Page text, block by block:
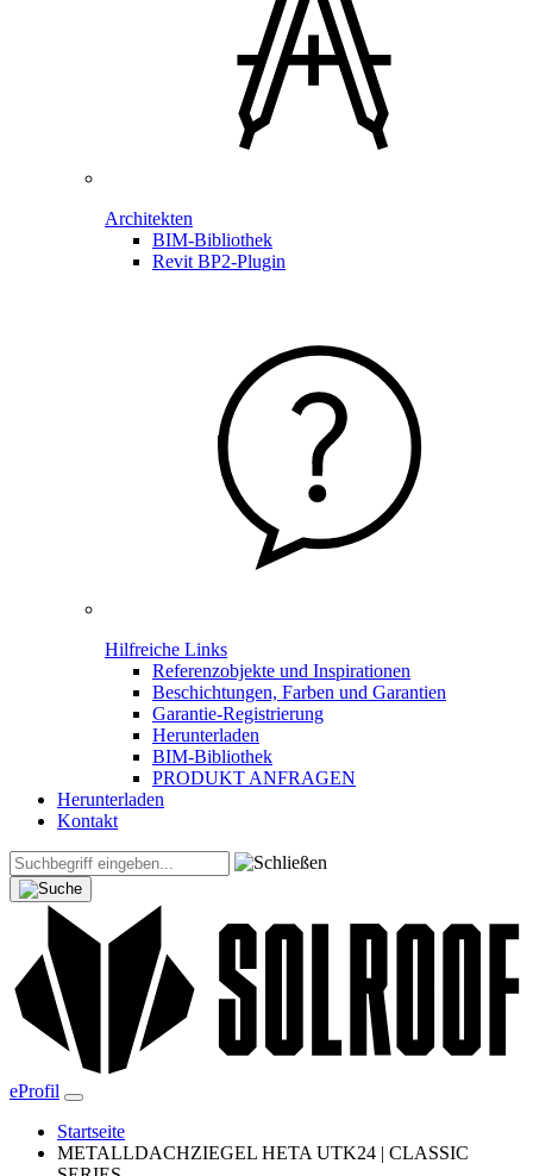
Architekten
BIM-Bibliothek
Revit BP2-Plugin
Hilfreiche Links
Referenzobjekte und Inspirationen
Beschichtungen, Farben und Garantien
Garantie-Registrierung
Herunterladen
BIM-Bibliothek
PRODUKT ANFRAGEN
Herunterladen
Kontakt
eProfil
Startseite
METALLDACHZIEGEL HETA UTK24 | CLASSIC